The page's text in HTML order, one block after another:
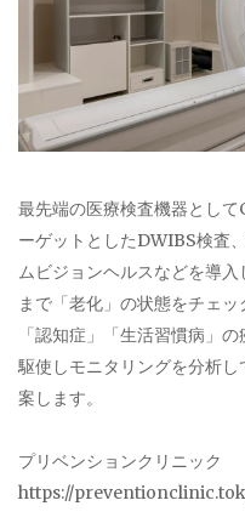
最先端の医療検査機器とし
ーゲットとしたDWIBS検査
ムビジョンヘルスなどを導
まで「老化」の状態をチェッ
「認知症」「生活習慣病」
駆使しモニタリングを分析
案します。
プリベンションクリニック
https://